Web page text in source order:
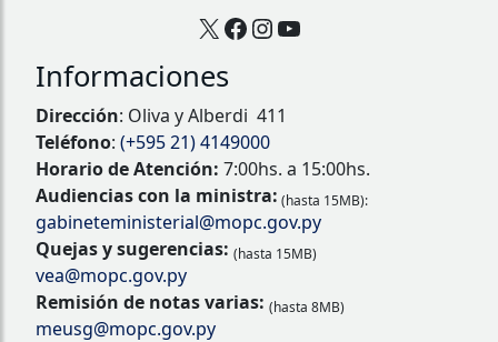
X Facebook
Instagram
YouTube
Informaciones
Dirección: Oliva y Alberdi 411
Teléfono: (+595 21) 4149000
Horario de Atención: 7:00hs. a 15:00hs.
Audiencias con la ministra: (hasta 15MB):
gabineteministerial@mopc.gov.py
Quejas y sugerencias: (hasta 15MB)
vea@mopc.gov.py
Remisión de notas varias: (hasta 8MB)
meusg@mopc.gov.py